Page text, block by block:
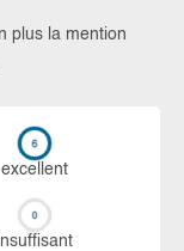
plus la mention
ex­cellent